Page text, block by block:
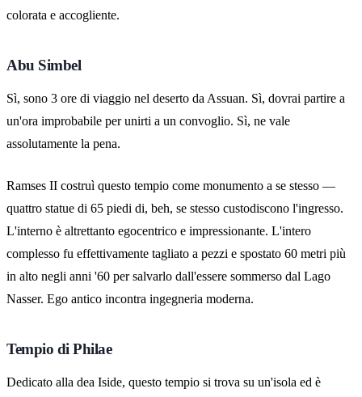
colorata e accogliente.
Abu Simbel
Sì, sono 3 ore di viaggio nel deserto da Assuan. Sì, dovrai partire a
un'ora improbabile per unirti a un convoglio. Sì, ne vale
assolutamente la pena.
Ramses II costruì questo tempio come monumento a se stesso —
quattro statue di 65 piedi di, beh, se stesso custodiscono l'ingresso.
L'interno è altrettanto egocentrico e impressionante. L'intero
complesso fu effettivamente tagliato a pezzi e spostato 60 metri più
in alto negli anni '60 per salvarlo dall'essere sommerso dal Lago
Nasser. Ego antico incontra ingegneria moderna.
Tempio di Philae
Dedicato alla dea Iside, questo tempio si trova su un'isola ed è